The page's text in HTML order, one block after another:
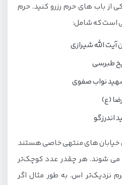
از باب های حرم رزرو کنید. حرم
الله شیرازی
طبرسی
نواب صفوی
(ع)
اندرزگو
خیابان های منتهی خاصی هستند
شوند. هر چقدر عدد کوچک‌تر
نزدیک‌تر اس. به طور مثال اگر